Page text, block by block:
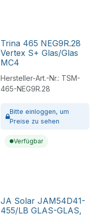
Trina 465 NEG9R.28
Vertex S+ Glas/Glas
MC4
Hersteller-Art.-Nr.: TSM-
465-NEG9R.28
Bitte einloggen, um
Preise zu sehen
Verfügbar
JA Solar JAM54D41-
455/LB GLAS-GLAS,